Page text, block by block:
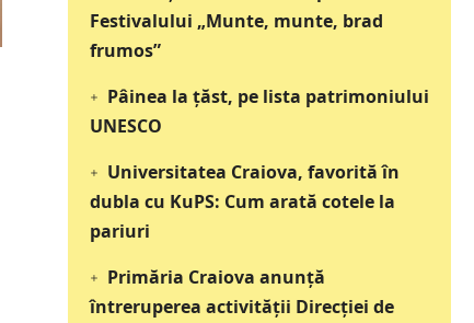
Festivalului „Munte, munte, brad
frumos”
Pâinea la țăst, pe lista patrimoniului
UNESCO
Universitatea Craiova, favorită în
dubla cu KuPS: Cum arată cotele la
pariuri
Primăria Craiova anunță
întreruperea activității Direcției de